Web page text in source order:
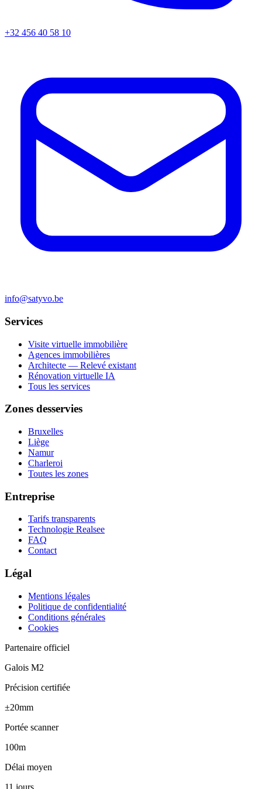
+32 456 40 58 10
info@satyvo.be
Services
Visite virtuelle immobilière
Agences immobilières
Architecte — Relevé existant
Rénovation virtuelle IA
Tous les services
Zones desservies
Bruxelles
Liège
Namur
Charleroi
Toutes les zones
Entreprise
Tarifs transparents
Technologie Realsee
FAQ
Contact
Légal
Mentions légales
Politique de confidentialité
Conditions générales
Cookies
Partenaire officiel
Galois M2
Précision certifiée
±20mm
Portée scanner
100m
Délai moyen
11 jours